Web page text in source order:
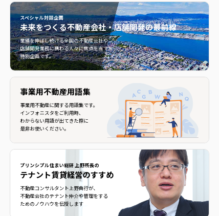
スペシャル対談企画
未来をつくる不動産会社・店舗開発の最前線
業績を伸ばし続ける全国の不動産会社や
店舗開発業務に携わる人々に焦点を当てた
特別企画です。
不動産会社・店舗開発の最前線">
事業用不動産用語集
事業用不動産に関する用語集です。
インフォニスタをご利用時、
わからない用語が出てきた際に
是非お使いください。
プリンシプル住まい総研 上野所長の
テナント賃貸経営のすすめ
不動産コンサルタント上野典行が、
不動産会社のテナント仲介や管理をする
ためのノウハウを伝授します